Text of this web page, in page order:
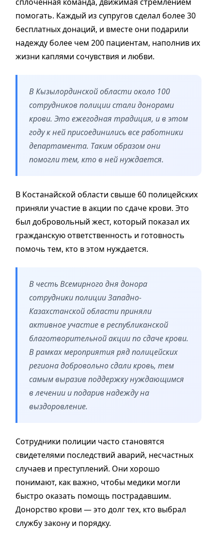
помогать. Каждый из супругов сделал более 30
бесплатных донаций, и вместе они подарили
надежду более чем 200 пациентам, наполнив их
жизни каплями сочувствия и любви.
В Кызылординской области около 100
сотрудников полиции стали донорами
крови. Это ежегодная традиция, и в этом
году к ней присоединились все работники
департамента. Таким образом они
помогли тем, кто в ней нуждается.
В Костанайской области свыше 60 полицейских
приняли участие в акции по сдаче крови. Это
был добровольный жест, который показал их
гражданскую ответственность и готовность
помочь тем, кто в этом нуждается.
В честь Всемирного дня донора
сотрудники полиции Западно-
Казахстанской области приняли
активное участие в республиканской
благотворительной акции по сдаче крови.
В рамках мероприятия ряд полицейских
региона добровольно сдали кровь, тем
самым выразив поддержку нуждающимся
в лечении и подарив надежду на
выздоровление.
Сотрудники полиции часто становятся
свидетелями последствий аварий, несчастных
случаев и преступлений. Они хорошо
понимают, как важно, чтобы медики могли
быстро оказать помощь пострадавшим.
Донорство крови — это долг тех, кто выбрал
службу закону и порядку.